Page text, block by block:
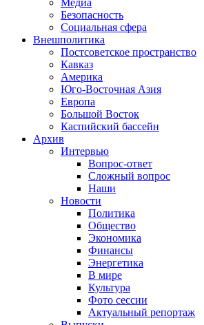
Медиа
Безопасность
Социальная сфера
Внешполитика
Постсоветское пространство
Кавказ
Америка
Юго-Восточная Азия
Европа
Большой Восток
Каспийский бассейн
Архив
Интервью
Вопрос-ответ
Сложный вопрос
Наши
Новости
Политика
Общество
Экономика
Финансы
Энергетика
В мире
Культура
Фото сессии
Актуальный репортаж